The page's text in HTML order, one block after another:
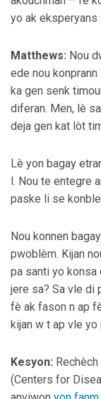
yo ak eksperyans
Matthews: Nou
ede nou
ka gen senk
diferan. Men, lè
deja gen kat lòt
Lè yon bagay
l. Nou te entegre
paske li se
Nou konnen
pwoblèm. Kijan
pa santi yo konsa
jere sa? Sa vle di
fè ak fason n ap
kijan w t ap vle yo
Kesyon:
(Centers for